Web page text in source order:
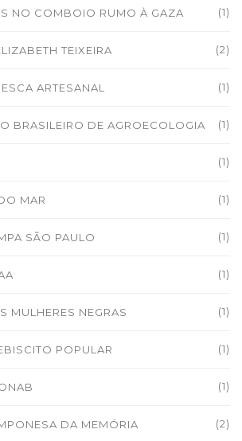
NO COMBOIO RUMO À GAZA (1)
TEIXEIRA (2)
ARTESANAL (1)
BRASILEIRO DE AGROECOLOGIA (1)
(1)
MAR (1)
SÃO PAULO (1)
(1)
MULHERES NEGRAS (1)
POPULAR (1)
(1)
DA MEMÓRIA (2)